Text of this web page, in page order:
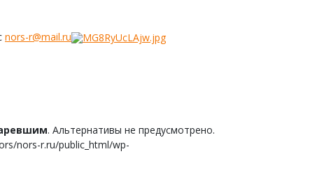
nors-r@mail.ru
. Альтернативы не предусмотрено.
nors-r.ru/public_html/wp-